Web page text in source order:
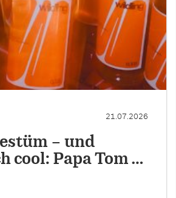
21.07.2026
– und
cool: Papa Tom …